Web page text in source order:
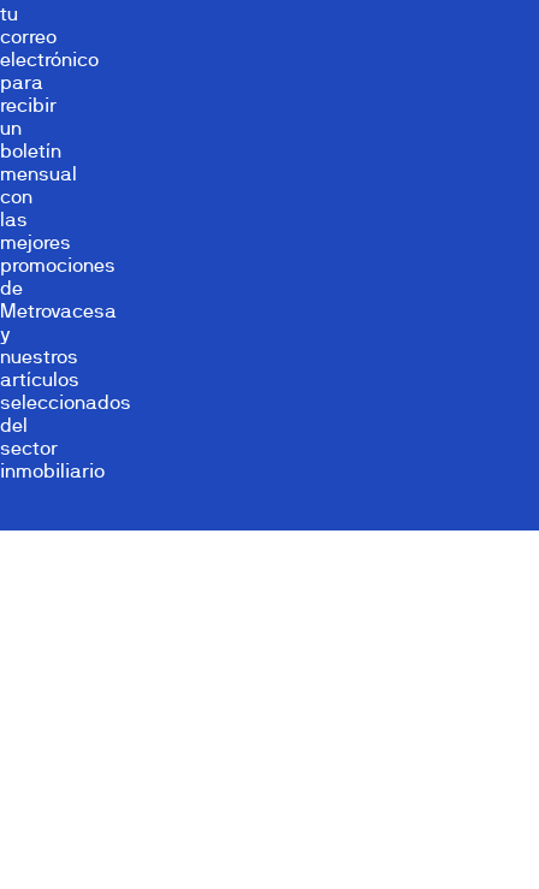
tu
correo
electrónico
para
recibir
un
boletín
mensual
con
las
mejores
promociones
de
Metrovacesa
y
nuestros
artículos
seleccionados
del
sector
inmobiliario